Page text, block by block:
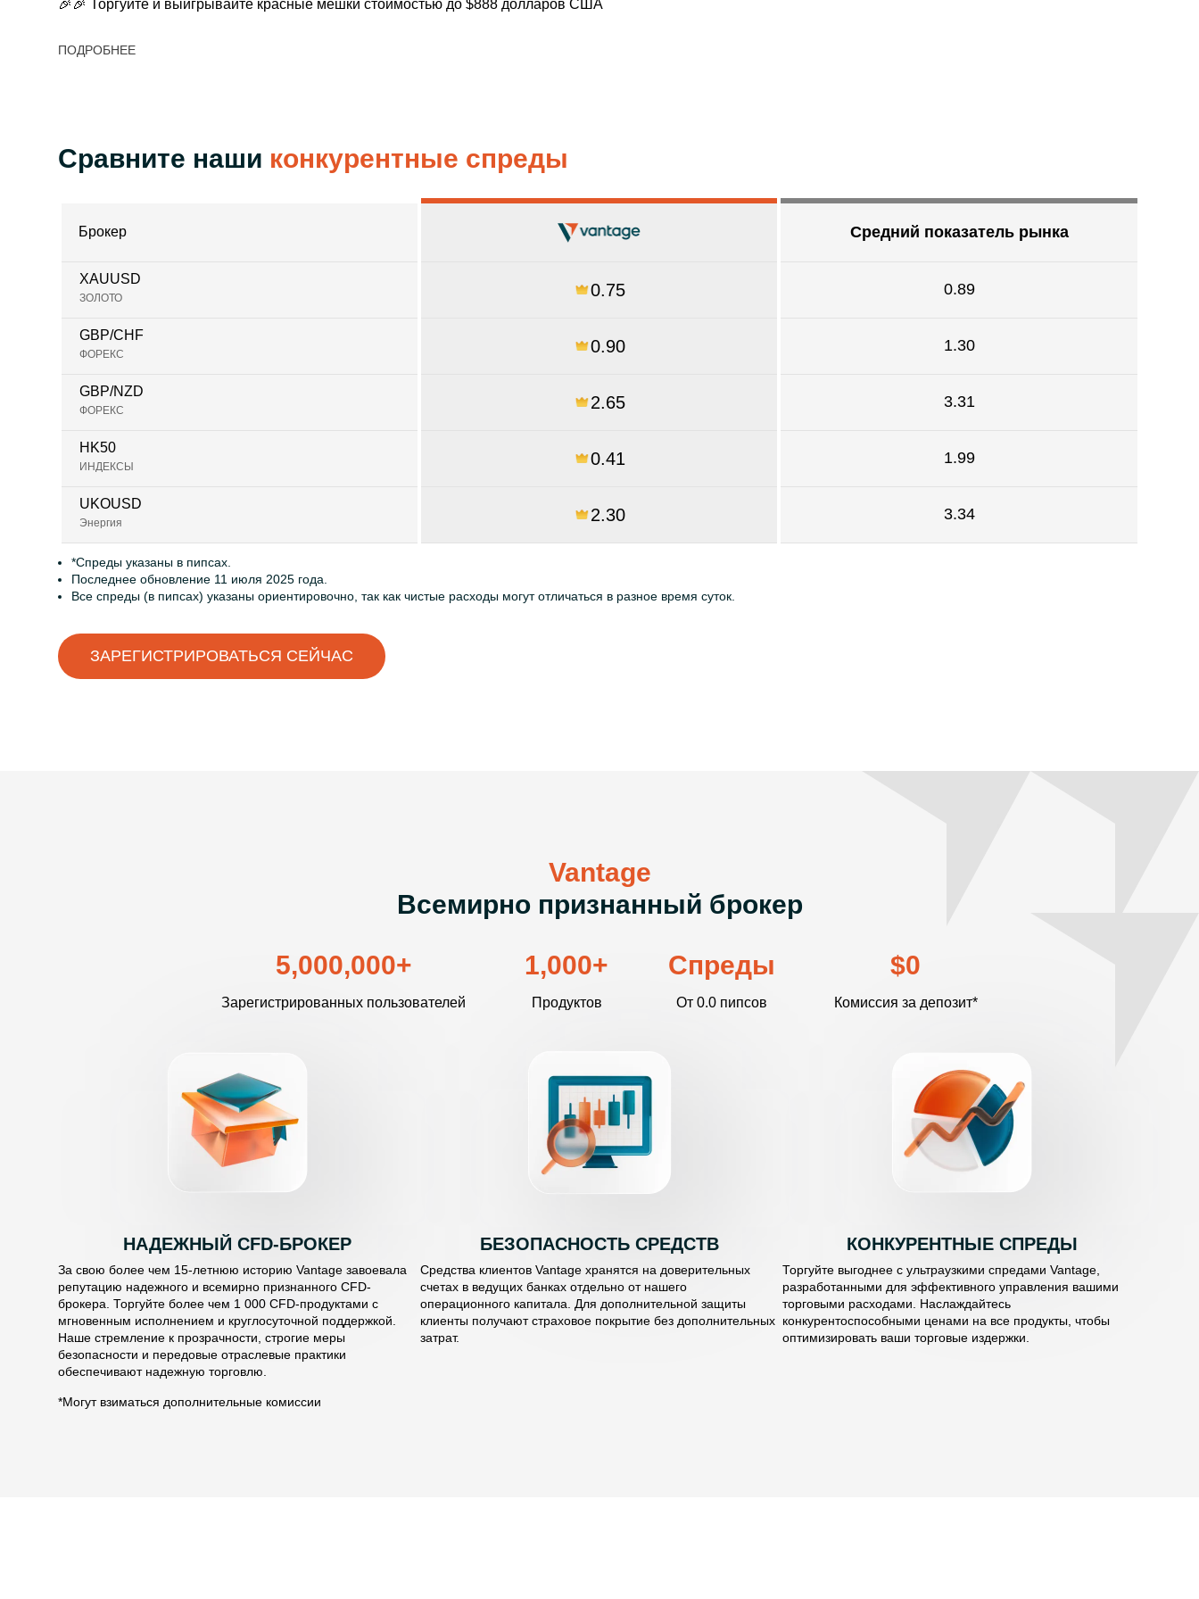
🎉🎉 Торгуйте и выигрывайте красные мешки стоимостью до $888 долларов США
ПОДРОБНЕЕ
Сравните наши конкурентные спреды
Брокер Средний показатель рынка
XAUUSD
ЗОЛОТО 0.75 0.89
GBP/CHF
ФОРЕКС 0.90 1.30
GBP/NZD
ФОРЕКС 2.65 3.31
HK50
ИНДЕКСЫ 0.41 1.99
UKOUSD
Энергия 2.30 3.34
*Спреды указаны в пипсах.
Последнее обновление 11 июля 2025 года.
Все спреды (в пипсах) указаны ориентировочно, так как чистые расходы могут отличаться в разное время суток.
ЗАРЕГИСТРИРОВАТЬСЯ СЕЙЧАС
Vantage
Всемирно признанный брокер
5,000,000+
Зарегистрированных пользователей
1,000+
Продуктов
Спреды
От 0.0 пипсов
$0
Комиссия за депозит*
НАДЕЖНЫЙ CFD-БРОКЕР
За свою более чем 15-летнюю историю Vantage завоевала
репутацию надежного и всемирно признанного CFD-
брокера. Торгуйте более чем 1 000 CFD-продуктами с
мгновенным исполнением и круглосуточной поддержкой.
Наше стремление к прозрачности, строгие меры
безопасности и передовые отраслевые практики
обеспечивают надежную торговлю.
БЕЗОПАСНОСТЬ СРЕДСТВ
Средства клиентов Vantage хранятся на доверительных
счетах в ведущих банках отдельно от нашего
операционного капитала. Для дополнительной защиты
клиенты получают страховое покрытие без дополнительных
затрат.
КОНКУРЕНТНЫЕ СПРЕДЫ
Торгуйте выгоднее с ультраузкими спредами Vantage,
разработанными для эффективного управления вашими
торговыми расходами. Наслаждайтесь
конкурентоспособными ценами на все продукты, чтобы
оптимизировать ваши торговые издержки.
*Могут взиматься дополнительные комиссии